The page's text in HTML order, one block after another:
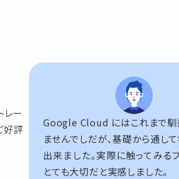
ー
好評
Google Cloud にはこれまで馴
ませんでしだが、基礎から通し
出来ました。実際に触ってみる
とても大切だと実感しました。